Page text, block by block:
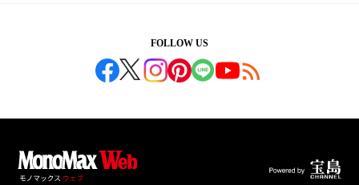
FOLLOW US